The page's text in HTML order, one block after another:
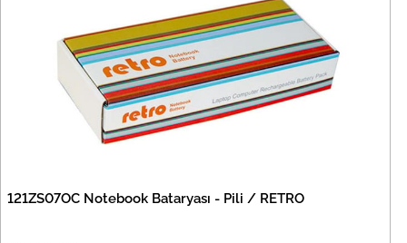
121ZS07OC Notebook Bataryası - Pili / RETRO